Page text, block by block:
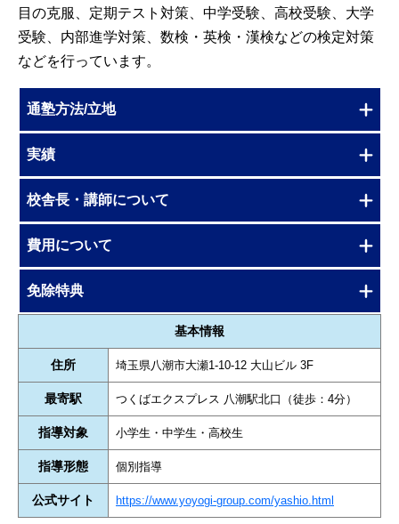
目の克服、定期テスト対策、中学受験、高校受験、大学
受験、内部進学対策、数検・英検・漢検などの検定対策
などを行っています。
通塾方法/立地
実績
校舎長・講師について
費用について
免除特典
基本情報
住所 埼玉県八潮市大瀬1-10-12 大山ビル 3F
最寄駅 つくばエクスプレス 八潮駅北口（徒歩：4分）
指導対象 小学生・中学生・高校生
指導形態 個別指導
公式サイト https://www.yoyogi-group.com/yashio.html